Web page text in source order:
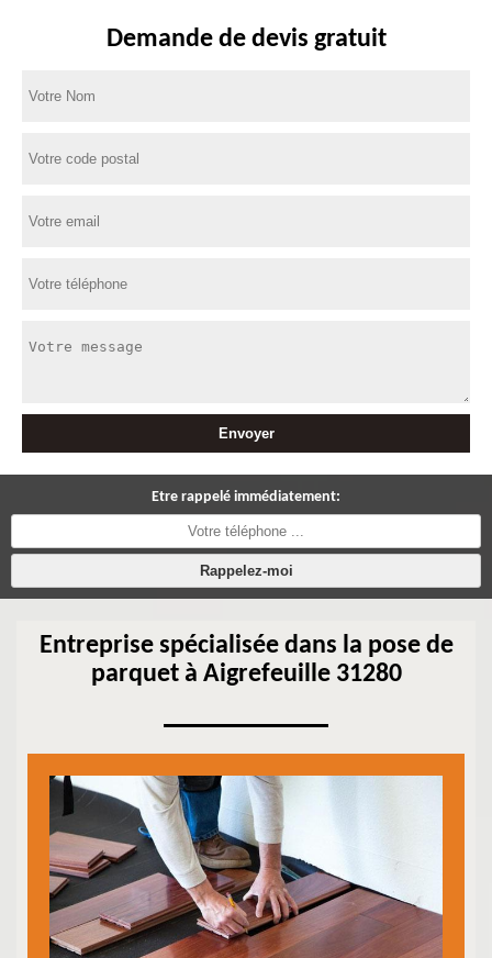
Demande de devis gratuit
Etre rappelé immédiatement:
Entreprise spécialisée dans la pose de
parquet à Aigrefeuille 31280